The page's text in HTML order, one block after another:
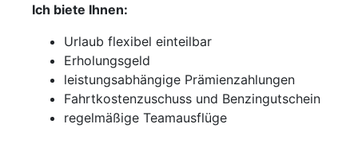
Ich biete Ihnen:
Urlaub flexibel einteilbar
Erholungsgeld
leistungsabhängige Prämienzahlungen
Fahrtkostenzuschuss und Benzingutschein
regelmäßige Teamausflüge